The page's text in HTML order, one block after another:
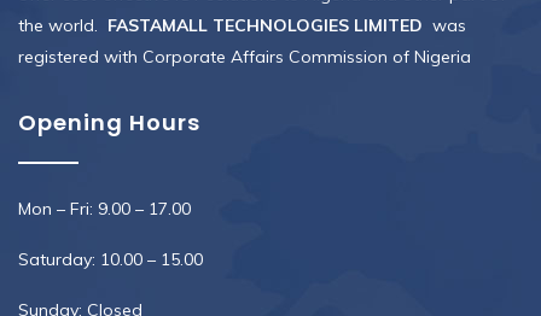
the world. FASTAMALL TECHNOLOGIES LIMITED was
registered with Corporate Affairs Commission of Nigeria
Opening Hours
Mon – Fri: 9.00 – 17.00
Saturday: 10.00 – 15.00
Sunday: Closed